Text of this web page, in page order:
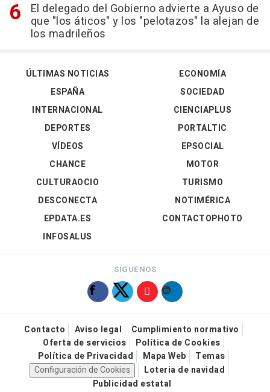
El delegado del Gobierno advierte a Ayuso de
que "los áticos" y los "pelotazos" la alejan de
los madrileños
ÚLTIMAS NOTICIAS
ESPAÑA
INTERNACIONAL
DEPORTES
VÍDEOS
ECONOMÍA
SOCIEDAD
CIENCIAPLUS
PORTALTIC
EPSOCIAL
CHANCE
CULTURAOCIO
DESCONECTA
EPDATA.ES
INFOSALUS
MOTOR
TURISMO
NOTIMÉRICA
CONTACTOPHOTO
SÍGUENOS
Contacto Aviso legal
Cumplimiento normativo
Oferta de servicios
Política de Cookies
Política de Privacidad
Mapa Web
Temas
Configuración de Cookies
Loteria de navidad
Publicidad estatal